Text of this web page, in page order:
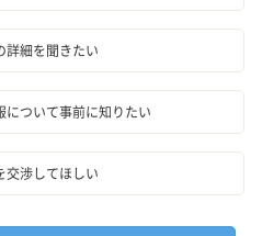
詳細を聞きたい
について事前に知りたい
交渉してほしい